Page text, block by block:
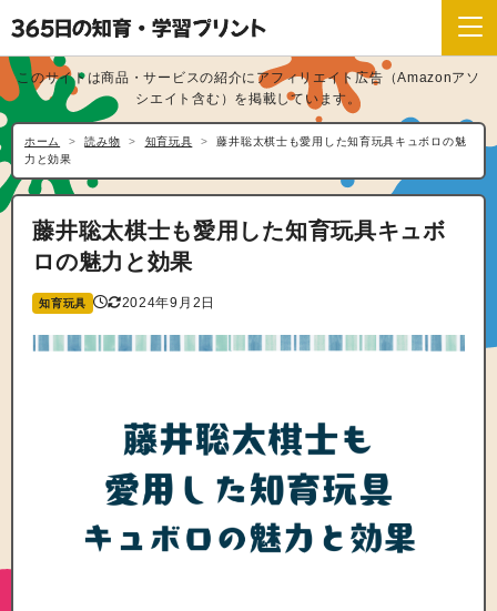
このサイトは商品・サービスの紹介にアフィリエイト広告（Amazonアソ
シエイト含む）を掲載しています。
ホーム 読み物 知育玩具
藤井聡太棋士も愛用した知育玩具キュボロの魅
力と効果
藤井聡太棋士も愛用した知育玩具キュボ
ロの魅力と効果
知育玩具 2024年9月2日